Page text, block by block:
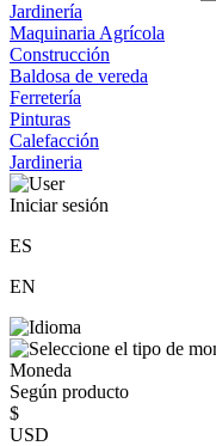
Jardinería
Maquinaria Agrícola
Construcción
Baldosa de vereda
Ferretería
Pinturas
Calefacción
Jardineria
Iniciar sesión
ES
EN
Moneda
Según producto
$
USD